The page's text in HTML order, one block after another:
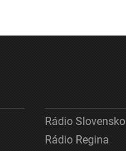
Rádio Slovensko
Rádio Regina